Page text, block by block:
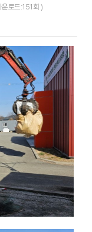
로드:151회 )